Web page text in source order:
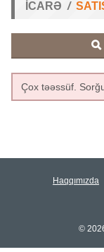
İCARƏ
Çox təəssüf.
Haqqımızda
©